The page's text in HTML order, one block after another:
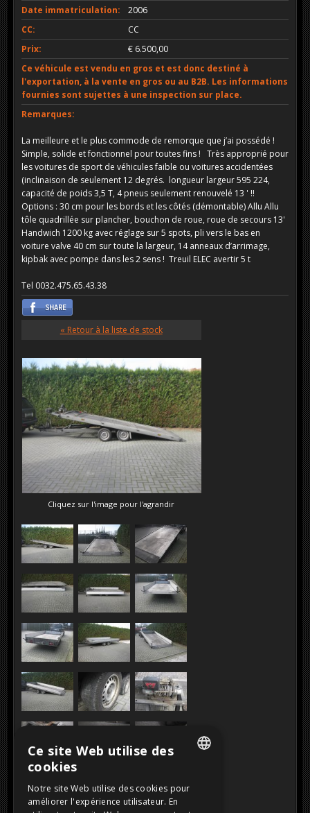
Date immatriculation:
2006
CC:
CC
Prix:
€ 6.500,00
Ce véhicule est vendu en gros et est donc destiné à
l'exportation, à la vente en gros ou au B2B. Les informations
fournies sont sujettes à une inspection sur place.
Remarques:
La meilleure et le plus commode de remorque que j’ai possédé !
Simple, solide et fonctionnel pour toutes fins ! Très approprié pour
les voitures de sport de véhicules faible ou voitures accidentées
(inclinaison de seulement 12 degrés. longueur largeur 595 224,
capacité de poids 3,5 T, 4 pneus seulement renouvelé 13 ' !!
Options : 30 cm pour les bords et les côtés (démontable) Allu Allu
tôle quadrillée sur plancher, bouchon de roue, roue de secours 13'
Handwich 1200 kg avec réglage sur 5 spots, pli vers le bas en
voiture valve 40 cm sur toute la largeur, 14 anneaux d’arrimage,
kipbak avec pompe dans les 2 sens ! Treuil ELEC avertir 5 t
Tel 0032.475.65.43.38
« Retour à la liste de stock
Cliquez sur l'image pour l'agrandir
FRENCH
Ce site Web utilise des
cookies
Notre site Web utilise des cookies pour
améliorer l'expérience utilisateur. En